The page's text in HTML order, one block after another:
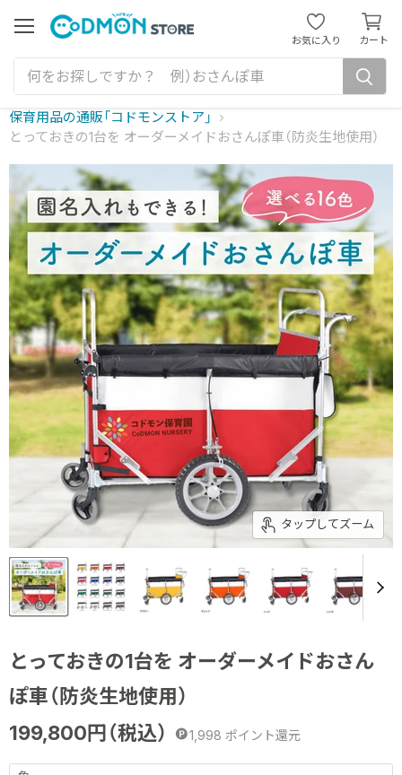
ュ
ー
お気に入り カート
カ
ー
ト
見
保育用品の通販「コドモンストア」
とっておきの1台を オーダーメイドおさんぽ車（防炎生地使用）
タップしてズーム
とっておきの1台を オーダーメイドおさん
ぽ車（防炎生地使用）
199,800円（税込） 1,998 ポイント還元